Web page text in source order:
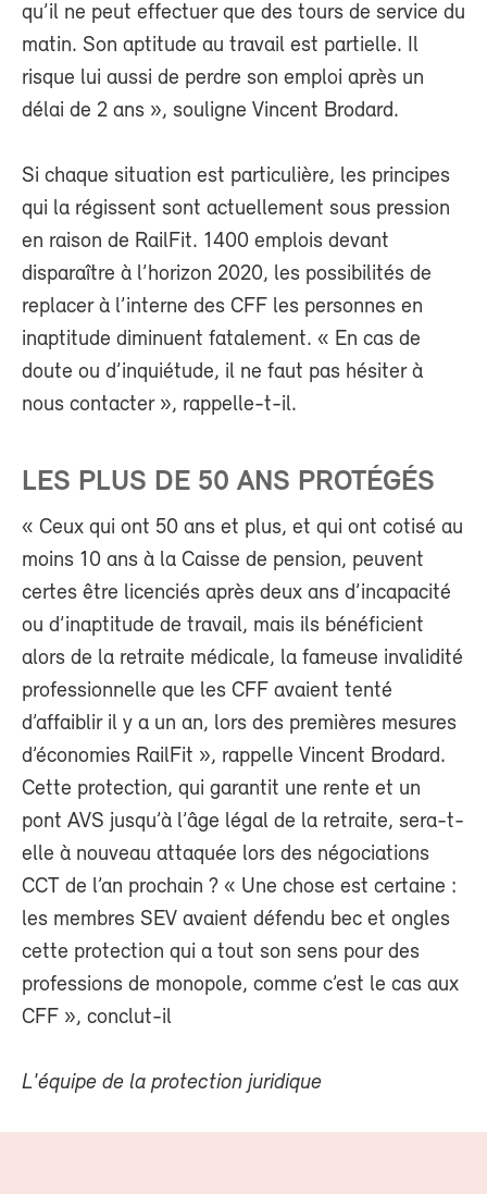
qu’il ne peut effectuer que des tours de service du
matin. Son aptitude au travail est partielle. Il
risque lui aussi de perdre son emploi après un
délai de 2 ans », souligne Vincent Brodard.
Si chaque situation est particulière, les principes
qui la régissent sont actuellement sous pression
en raison de RailFit. 1400 emplois devant
disparaître à l’horizon 2020, les possibilités de
replacer à l’interne des CFF les personnes en
inaptitude diminuent fatalement. « En cas de
doute ou d’inquiétude, il ne faut pas hésiter à
nous contacter », rappelle-t-il.
LES PLUS DE 50 ANS PROTÉGÉS
« Ceux qui ont 50 ans et plus, et qui ont cotisé au
moins 10 ans à la Caisse de pension, peuvent
certes être licenciés après deux ans d’incapacité
ou d’inaptitude de travail, mais ils bénéficient
alors de la retraite médicale, la fameuse invalidité
professionnelle que les CFF avaient tenté
d’affaiblir il y a un an, lors des premières mesures
d’économies RailFit », rappelle Vincent Brodard.
Cette protection, qui garantit une rente et un
pont AVS jusqu’à l’âge légal de la retraite, sera-t-
elle à nouveau attaquée lors des négociations
CCT de l’an prochain ? « Une chose est certaine :
les membres SEV avaient défendu bec et ongles
cette protection qui a tout son sens pour des
professions de monopole, comme c’est le cas aux
CFF », conclut-il
L'équipe de la protection juridique